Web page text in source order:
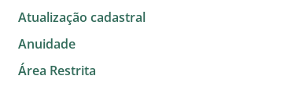
Atualização cadastral
Anuidade
Área Restrita